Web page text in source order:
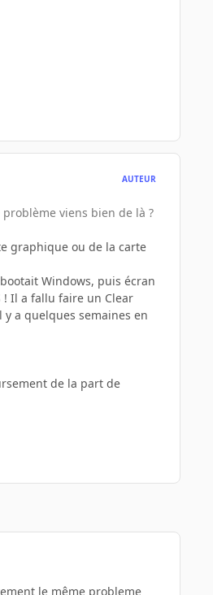
AUTEUR
viens bien de là ?
graphique ou de la carte
Windows, puis écran
! Il a fallu faire un Clear
y a quelques semaines en
de la part de
le même probleme